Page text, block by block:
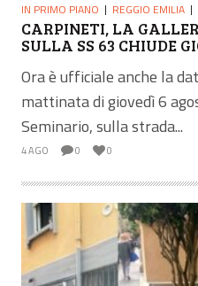
IN PRIMO PIANO REGGIO EMILIA
CARPINETI, LA
SULLA SS 63 CHIUDE
Ora è ufficiale anche la
mattinata di giovedì 6
Seminario, sulla strada...
4 AGO 0 0